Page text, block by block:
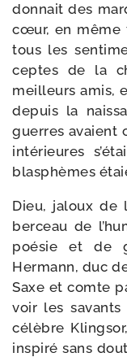
don­nait des
cœur, en même
tous les
ceptes de la
meilleurs amis,
depuis la
guerres avaient
inté­rieures
blas­phèmes
Dieu, jaloux de
ber­ceau de
poé­sie et de
Hermann, duc
Saxe et comte
voir les savants
célèbre
ins­pi­ré sans